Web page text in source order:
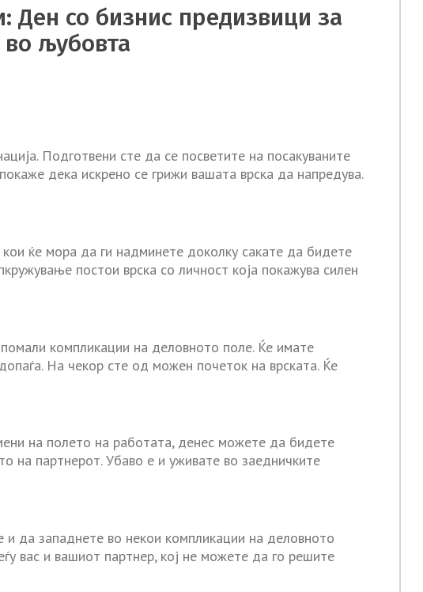
Ден со бизнис предизвици за
љубовта
Подготвени сте да се посветите на посакуваните
дека искрено се грижи вашата врска да напредува.
ќе мора да ги надминете доколку сакате да бидете
постои врска со личност која покажува силен
компликации на деловното поле. Ќе имате
На чекор сте од можен почеток на врската. Ќе
на полето на работата, денес можете да бидете
на партнерот. Убаво е и уживате во заедничките
да западнете во некои компликации на деловното
вас и вашиот партнер, кој не можете да го решите